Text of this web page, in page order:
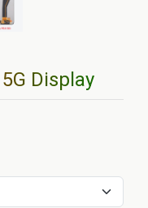
Display